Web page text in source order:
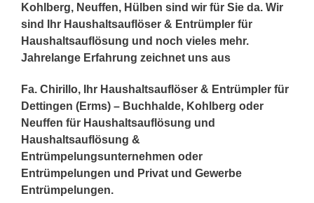
Kohlberg, Neuffen, Hülben sind wir für Sie da. Wir
sind Ihr Haushaltsauflöser & Entrümpler für
Haushaltsauflösung und noch vieles mehr.
Jahrelange Erfahrung zeichnet uns aus
Fa. Chirillo, Ihr Haushaltsauflöser & Entrümpler für
Dettingen (Erms) – Buchhalde, Kohlberg oder
Neuffen für Haushaltsauflösung und
Haushaltsauflösung &
Entrümpelungsunternehmen oder
Entrümpelungen und Privat und Gewerbe
Entrümpelungen.